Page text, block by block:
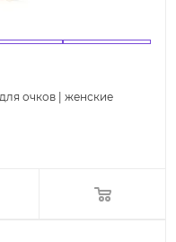
очков | женские